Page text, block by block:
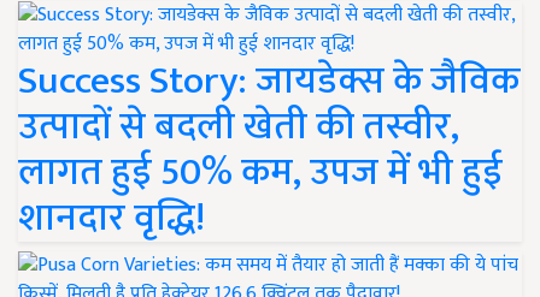
Success Story: जायडेक्स के जैविक
उत्पादों से बदली खेती की तस्वीर,
लागत हुई 50% कम, उपज में भी हुई
शानदार वृद्धि!